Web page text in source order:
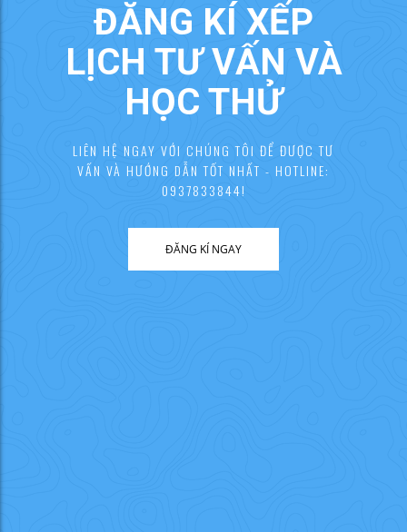
ĐĂNG KÍ XẾP
LỊCH TƯ VẤN VÀ
HỌC THỬ
LIÊN HỆ NGAY VỚI CHÚNG TÔI ĐỂ ĐƯỢC TƯ
VẤN VÀ HƯỚNG DẪN TỐT NHẤT - HOTLINE:
0937833844!
ĐĂNG KÍ NGAY